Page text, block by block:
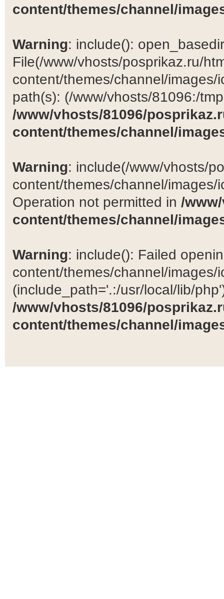
content/themes/channel/
Warning: include():
File(/www/vhosts/posprikaz.ru/
content/themes/channel/
path(s): (/www/vhosts/81096:/
/www/vhosts/81096/
content/themes/channel/
Warning: include(/www/vhosts/
content/themes/channel/
Operation not permitted in /
content/themes/channel/
Warning: include(): Failed
content/themes/channel/images/
(include_path='.:/usr/local/lib/
/www/vhosts/81096/
content/themes/channel/